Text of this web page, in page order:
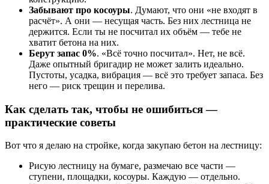
Забывают про косоуры. Думают, что они «не входят в
расчёт». А они — несущая часть. Без них лестница не
держится. Если ты не посчитал их объём — тебе не
хватит бетона на них.
Берут запас 0%. «Всё точно посчитал». Нет, не всё.
Даже опытный бригадир не может залить идеально.
Пустоты, усадка, вибрация — всё это требует запаса. Без
него — риск трещин и перелива.
Как сделать так, чтобы не ошибиться —
практические советы
Вот что я делаю на стройке, когда закупаю бетон на лестницу:
Рисую лестницу на бумаге, размечаю все части —
ступени, площадки, косоуры. Каждую — отдельно.